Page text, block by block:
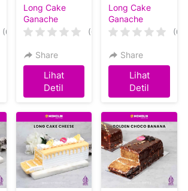
(0)
Long Cake
Ganache
Tiramisu
(0)
Share
Lihat
Detil
Long Cake
Ganache
Strawberry
(0)
Share
Lihat
Detil